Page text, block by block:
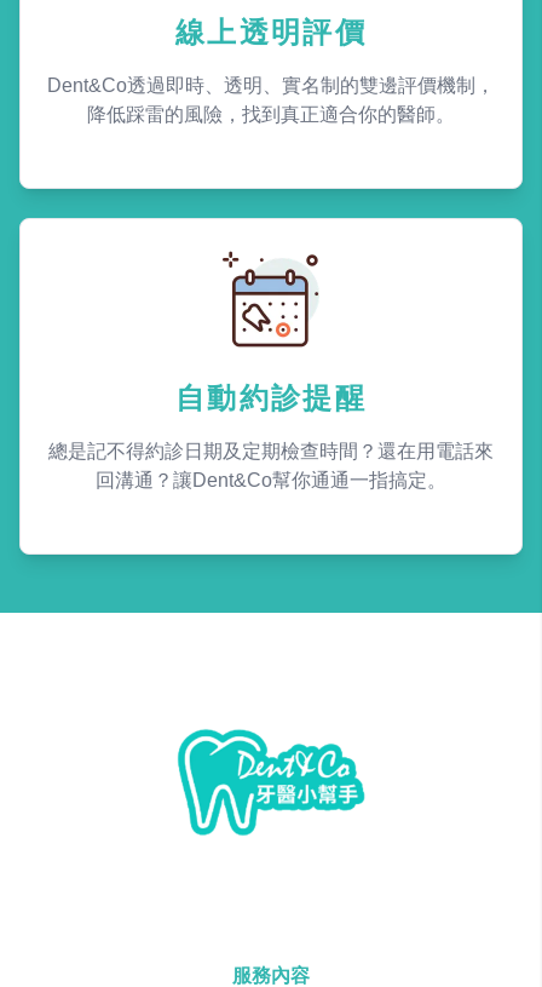
線上透明評價
Dent&Co透過即時、透明、實名制的雙邊評價機制，
降低踩雷的風險，找到真正適合你的醫師。
自動約診提醒
總是記不得約診日期及定期檢查時間？還在用電話來
回溝通？讓Dent&Co幫你通通一指搞定。
服務內容